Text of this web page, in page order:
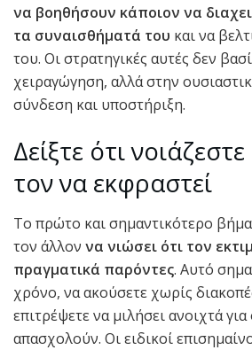
να βοηθήσουν κάποιον να
τα συναισθήματά του και να
του. Οι στρατηγικές αυτές δεν
χειραγώγηση, αλλά στην
σύνδεση και υποστήριξη.
Δείξτε ότι
τον να εκφραστεί
Το πρώτο και σημαντικότερο βήμα
τον άλλον να νιώσει ότι τον
πραγματικά παρόντες. Αυτό
χρόνο, να ακούσετε χωρίς
επιτρέψετε να μιλήσει ανοιχτά
απασχολούν. Οι ειδικοί